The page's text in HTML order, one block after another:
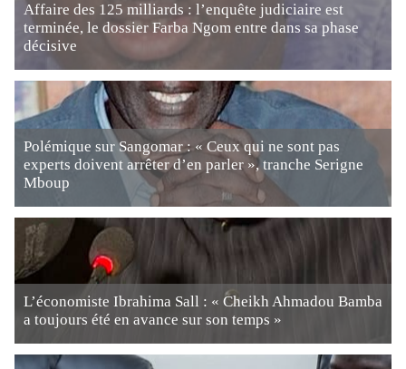
Affaire des 125 milliards : l’enquête judiciaire est
terminée, le dossier Farba Ngom entre dans sa phase
décisive
Polémique sur Sangomar : « Ceux qui ne sont pas
experts doivent arrêter d’en parler », tranche Serigne
Mboup
L’économiste Ibrahima Sall : « Cheikh Ahmadou Bamba
a toujours été en avance sur son temps »